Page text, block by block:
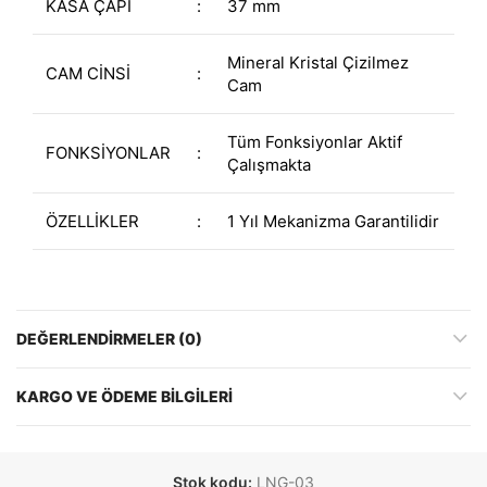
KASA ÇAPI : 37 mm
CAM CİNSİ :
Mineral Kristal Çizilmez
Cam
FONKSİYONLAR :
Tüm Fonksiyonlar Aktif
Çalışmakta
ÖZELLİKLER : 1 Yıl Mekanizma Garantilidir
DEĞERLENDIRMELER (0)
KARGO VE ÖDEME BILGILERI
Stok kodu: LNG-03